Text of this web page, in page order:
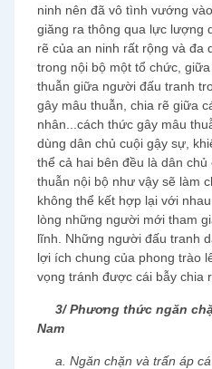
ninh nên đã vô tình vướng
giăng ra thông qua lực lượng
rẽ của an ninh rất rộng và đa
trong nội bộ một tổ chức,
thuẫn giữa người đấu tranh
gây mâu thuẫn, chia rẽ giữa
nhân...cách thức gây mâu
dùng dân chủ cuội gậy sự,
thể cả hai bên đều là dân
thuẫn nội bộ như vậy sẽ làm
không thể kết hợp lại với
lòng những người mới tham
lĩnh. Những người đấu tranh
lợi ích chung của phong trào
vọng tránh được cái bẫy chia
3/ Phương thức ngăn
Nam
a. Ngăn chặn và trấn áp